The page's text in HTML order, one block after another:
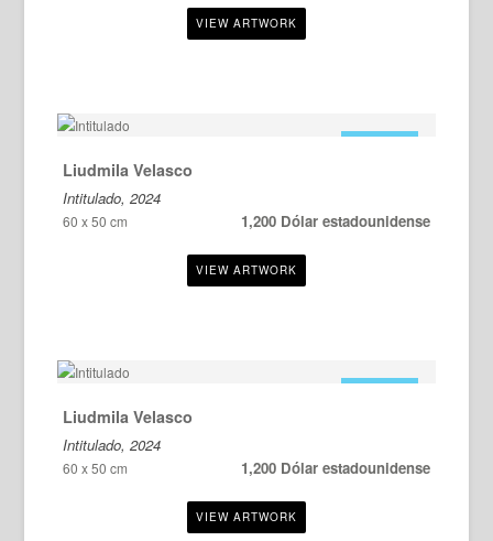
Liudmila Velasco
Intitulado, 2024
60 x 50 cm 1,200 Dólar estadounidense
Liudmila Velasco
Intitulado, 2024
60 x 50 cm 1,200 Dólar estadounidense